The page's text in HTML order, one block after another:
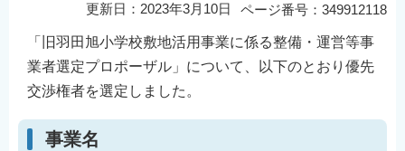
ページ番号：349912118
更新日：2023年3月10日
「旧羽田旭小学校敷地活用事業に係る整備・運営等事
業者選定プロポーザル」について、以下のとおり優先
交渉権者を選定しました。
事業名